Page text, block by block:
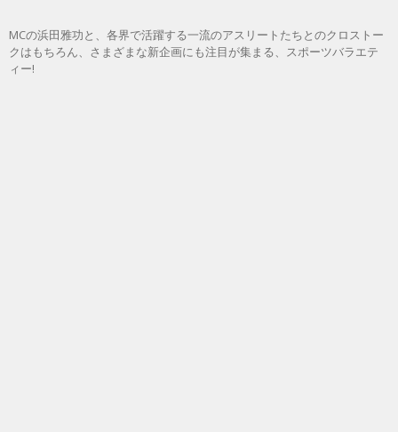
MCの浜田雅功と、各界で活躍する一流のアスリートたちとのクロストー
クはもちろん、さまざまな新企画にも注目が集まる、スポーツバラエテ
ィー!